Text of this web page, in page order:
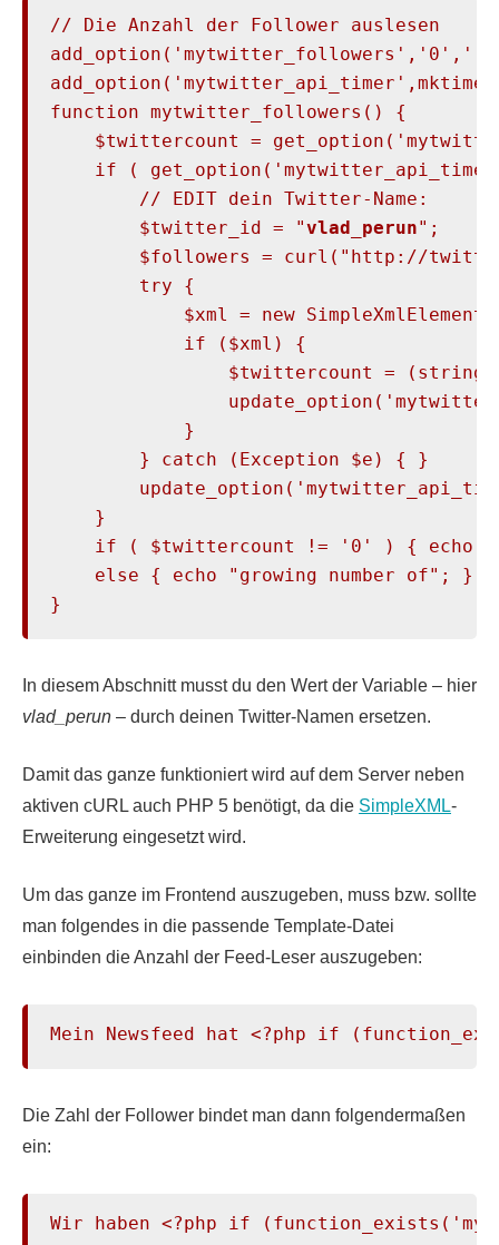
// Die Anzahl der Follower auslesen
function mytwitter_followers() {
$twittercount =
if (
        // EDIT dein Twitter-Name:
        $twitter_id = "
vlad_perun";
$followers = curl("http://
        try {
$xml = new
            if ($xml) {
$twittercount =
            }
        } catch (Exception $e) { }
    }
if ( $twittercount != '0' ) { echo
    else { echo "growing number of"; }
}
In diesem Abschnitt musst du den Wert der Variable – hier
vlad_perun – durch deinen Twitter-Namen ersetzen.
Damit das ganze funktioniert wird auf dem Server neben
aktiven cURL auch PHP 5 benötigt, da die SimpleXML-
Erweiterung eingesetzt wird.
Um das ganze im Frontend auszugeben, muss bzw. sollte
man folgendes in die passende Template-Datei
einbinden die Anzahl der Feed-Leser auszugeben:
Mein Newsfeed hat <?php if
Die Zahl der Follower bindet man dann folgendermaßen
ein:
Wir haben <?php if